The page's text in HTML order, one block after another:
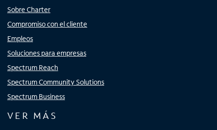
Sobre Charter
Compromiso con el cliente
Empleos
Soluciones para empresas
Spectrum Reach
Spectrum Community Solutions
Spectrum Business
VER MÁS